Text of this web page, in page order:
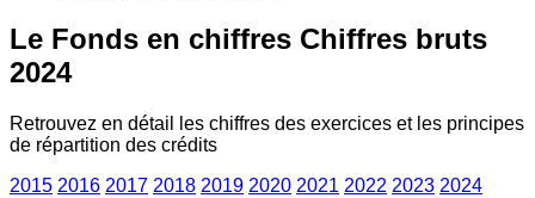
Le Fonds en chiffres Chiffres bruts
2024
Retrouvez en détail les chiffres des exercices et les principes
de répartition des crédits
2015 2016 2017 2018 2019 2020 2021 2022 2023 2024